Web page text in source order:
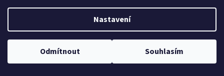
Nastavení
Odmítnout Souhlasím
Kód:78141013190